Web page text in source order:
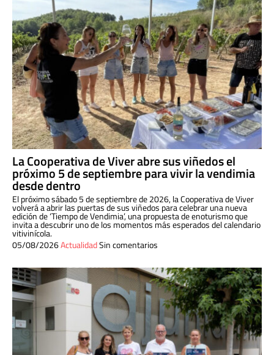
La Cooperativa de Viver abre sus viñedos el
próximo 5 de septiembre para vivir la vendimia
desde dentro
El próximo sábado 5 de septiembre de 2026, la Cooperativa de Viver
volverá a abrir las puertas de sus viñedos para celebrar una nueva
edición de ‘Tiempo de Vendimia’, una propuesta de enoturismo que
invita a descubrir uno de los momentos más esperados del calendario
vitivinícola.
05/08/2026ActualidadSin comentarios